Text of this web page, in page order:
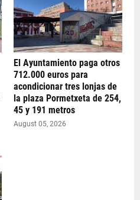
El Ayuntamiento paga otros
712.000 euros para
acondicionar tres lonjas de
la plaza Pormetxeta de 254,
45 y 191 metros
August 05, 2026